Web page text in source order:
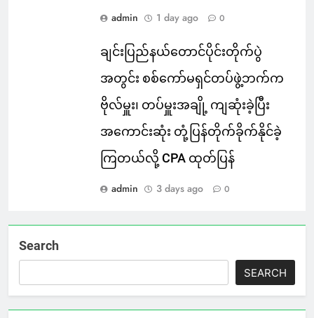
admin 1 day ago 0
ချင်းပြည်နယ်တောင်ပိုင်းတိုက်ပွဲ
အတွင်း စစ်ကော်မရှင်တပ်ဖွဲ့ဘက်က
ဗိုလ်မှူး၊ တပ်မှူးအချို့ ကျဆုံးခဲ့ပြီး
အကောင်းဆုံး တုံ့ပြန်တိုက်ခိုက်နိုင်ခဲ့
ကြတယ်လို့ CPA ထုတ်ပြန်
admin 3 days ago 0
Search
SEARCH